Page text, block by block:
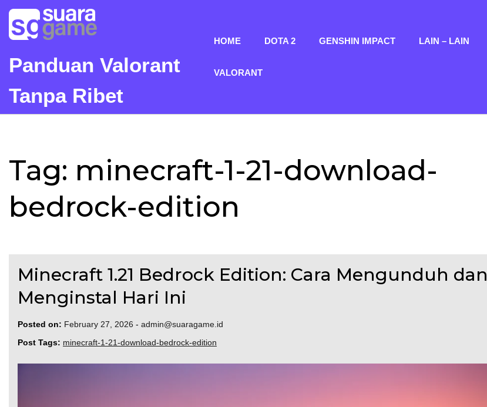
content
Panduan Valorant
Tanpa Ribet
HOME DOTA 2 GENSHIN IMPACT LAIN – LAIN
VALORANT
Tag: minecraft-1-21-download-
bedrock-edition
Minecraft 1.21 Bedrock Edition: Cara Mengunduh dan
Menginstal Hari Ini
Posted on: February 27, 2026 - admin@suaragame.id
Post Tags: minecraft-1-21-download-bedrock-edition